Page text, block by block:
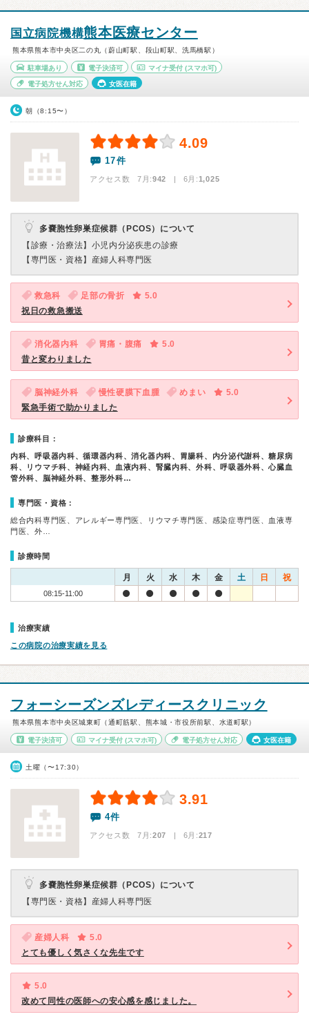
国立病院機構熊本医療センター
熊本県熊本市中央区二の丸（蔚山町駅、段山町駅、洗馬橋駅）
駐車場あり 電子決済可 マイナ受付 (スマホ可)
電子処方せん対応 女医在籍
朝（8:15〜）
4.09
17件
アクセス数 7月:942 | 6月:1,025
多嚢胞性卵巣症候群（PCOS）について
【診療・治療法】 小児内分泌疾患の診療
【専門医・資格】 産婦人科専門医
救急科 足部の骨折
5.0
祝日の救急搬送
消化器内科 胃痛・腹痛
5.0
昔と変わりました
脳神経外科 慢性硬膜下血腫 めまい
5.0
緊急手術で助かりました
診療科目：
内科、呼吸器内科、循環器内科、消化器内科、胃腸科、内分泌代謝科、糖尿病
科、リウマチ科、神経内科、血液内科、腎臓内科、外科、呼吸器外科、心臓血
管外科、脳神経外科、整形外科…
専門医・資格：
総合内科専門医、アレルギー専門医、リウマチ専門医、感染症専門医、血液専
門医、外…
診療時間
月 火 水 木 金 土 日 祝
08:15-11:00
治療実績
この病院の治療実績を見る
フォーシーズンズレディースクリニック
熊本県熊本市中央区城東町（通町筋駅、熊本城・市役所前駅、水道町駅）
電子決済可 マイナ受付(スマホ可) 電子処方せん対応 女医在籍
土曜（〜17:30）
3.91
4件
アクセス数 7月:207 | 6月:217
多嚢胞性卵巣症候群（PCOS）について
【専門医・資格】 産婦人科専門医
産婦人科
5.0
とても優しく気さくな先生です
5.0
改めて同性の医師への安心感を感じました。